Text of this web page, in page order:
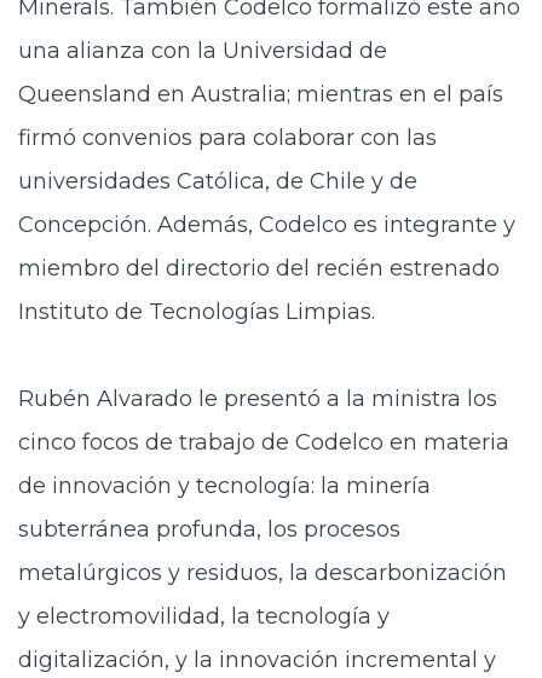
Minerals. También Codelco formalizó este año
una alianza con la Universidad de
Queensland en Australia; mientras en el país
firmó convenios para colaborar con las
universidades Católica, de Chile y de
Concepción. Además, Codelco es integrante y
miembro del directorio del recién estrenado
Instituto de Tecnologías Limpias.
Rubén Alvarado le presentó a la ministra los
cinco focos de trabajo de Codelco en materia
de innovación y tecnología: la minería
subterránea profunda, los procesos
metalúrgicos y residuos, la descarbonización
y electromovilidad, la tecnología y
digitalización, y la innovación incremental y